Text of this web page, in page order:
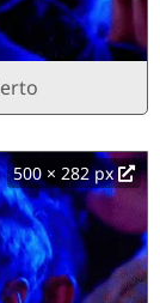
500 × 282 px